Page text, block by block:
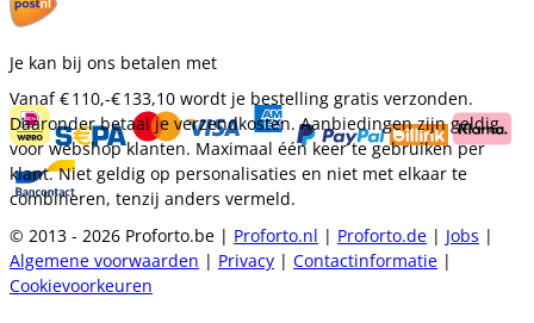
Je kan bij ons betalen met
Vanaf€ 110,-€ 133,10 wordt je bestelling gratis verzonden.
Daaronder betaal je verzendkosten. Aanbiedingen zijn geldig
voor webshop klanten. Maximaal één keer te gebruiken per
klant. Niet geldig op personalisaties en niet met elkaar te
combineren, tenzij anders vermeld.
© 2013 - 2026 Proforto.be | Proforto.nl | Proforto.de | Jobs |
Algemene voorwaarden | Privacy | Contactinformatie |
Cookievoorkeuren